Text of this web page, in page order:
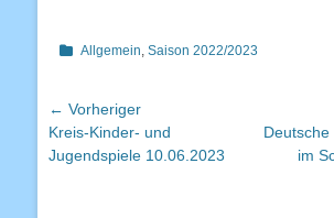
Kategorien
Allgemein, Saison 2022/2023
Beitragsnavigation
← Vorheriger
Vorheriger
Beitrag:
Kreis-Kinder- und
Jugendspiele 10.06.2023
Nächster
Beitrag:im